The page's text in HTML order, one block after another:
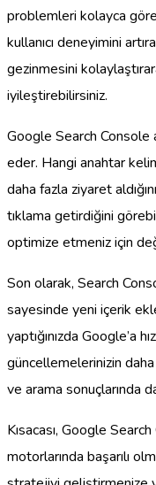
problemleri kolayca
kullanıcı deneyimini
gezinmesini
iyileştirebilirsiniz.
Google Search Console
eder. Hangi anahtar
daha fazla ziyaret
tıklama getirdiğini
optimize etmeniz için
Son olarak, Search
sayesinde yeni içerik
yaptığınızda Google’a
güncellemelerinizin
ve arama sonuçlarında
Kısacası, Google
motorlarında başarılı